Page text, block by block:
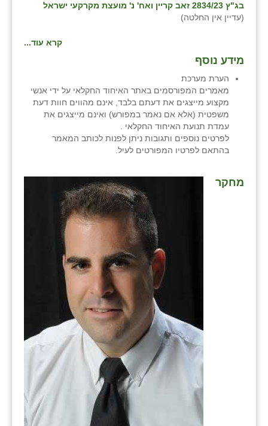
בג"ץ 2834/23 זאב קריין ואח' נ' מועצת מקרקעי ישראל
(עדיין אין החלטה)
קרא עוד...
מידע נוסף
הערת מערכת
מאמרים המפורסמים באתר האיחוד החקלאי על ידי אנשי
מקצוע מייצגים את דעתם בלבד, אינם מהווים חוות דעת
משפטית (אלא אם נאמר במפורש) ואינם מייצגים את
עמדת תנועת האיחוד החקלאי .
לפרטים נוספים ותגובות ניתן לפנות לכותב המאמר
בהתאם לפרטיו המפורטים לעיל.
מחקר